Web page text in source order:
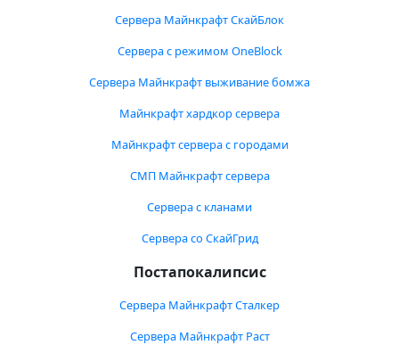
Сервера Майнкрафт СкайБлок
Сервера с режимом OneBlock
Сервера Майнкрафт выживание бомжа
Майнкрафт хардкор сервера
Майнкрафт сервера с городами
СМП Майнкрафт сервера
Сервера с кланами
Сервера со СкайГрид
Постапокалипсис
Сервера Майнкрафт Сталкер
Сервера Майнкрафт Раст